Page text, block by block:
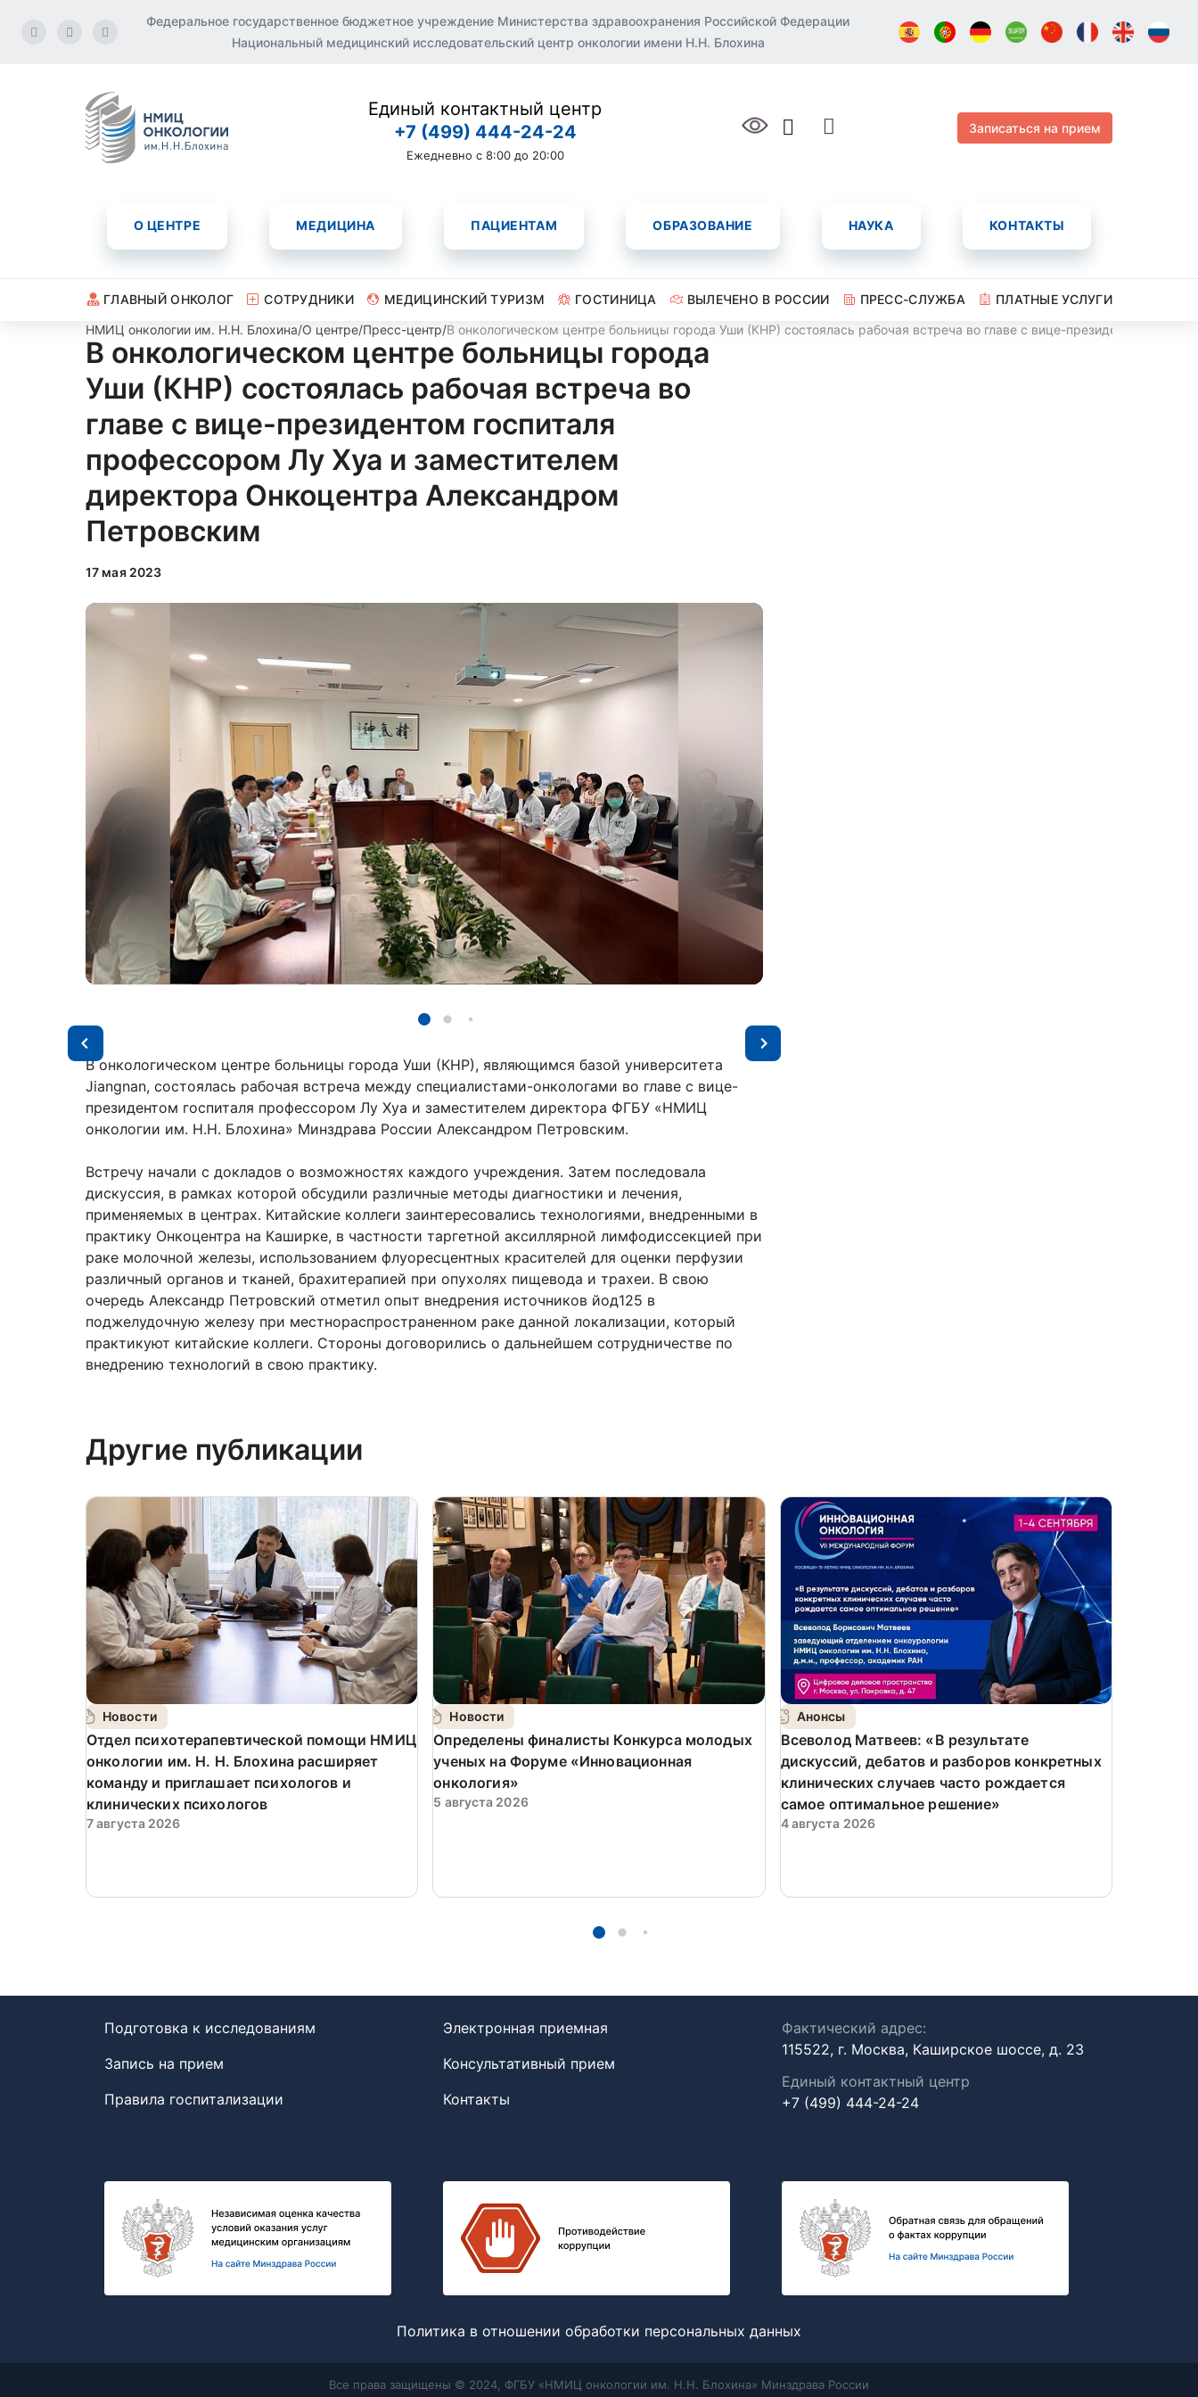
Федеральное государственное бюджетное учреждение Министерства здравоохранения Российской Федерации
Национальный медицинский исследовательский центр онкологии имени Н.Н. Блохина
Единый контактный центр
+7 (499) 444-24-24
Ежедневно с 8:00 до 20:00
Записаться на прием
О ЦЕНТРЕ МЕДИЦИНА ПАЦИЕНТАМ ОБРАЗОВАНИЕ НАУКА КОНТАКТЫ
ГЛАВНЫЙ ОНКОЛОГ СОТРУДНИКИ МЕДИЦИНСКИЙ ТУРИЗМ ГОСТИНИЦА ВЫЛЕЧЕНО В РОССИИ ПРЕСС-СЛУЖБА
ПЛАТНЫЕ УСЛУГИ
НМИЦ онкологии им. Н.Н. Блохина/О центре/Пресс-центр/В онкологическом центре больницы города Уши (КНР) состоялась рабочая встреча во главе с вице-президентом
В онкологическом центре больницы города
Уши (КНР) состоялась рабочая встреча во
главе с вице-президентом госпиталя
профессором Лу Хуа и заместителем
директора Онкоцентра Александром
Петровским
17 мая 2023
В онкологическом центре больницы города Уши (КНР), являющимся базой университета
Jiangnan, состоялась рабочая встреча между специалистами-онкологами во главе с вице-
президентом госпиталя профессором Лу Хуа и заместителем директора ФГБУ «НМИЦ
онкологии им. Н.Н. Блохина» Минздрава России Александром Петровским.
Встречу начали с докладов о возможностях каждого учреждения. Затем последовала
дискуссия, в рамках которой обсудили различные методы диагностики и лечения,
применяемых в центрах. Китайские коллеги заинтересовались технологиями, внедренными в
практику Онкоцентра на Каширке, в частности таргетной аксиллярной лимфодиссекцией при
раке молочной железы, использованием флуоресцентных красителей для оценки перфузии
различный органов и тканей, брахитерапией при опухолях пищевода и трахеи. В свою
очередь Александр Петровский отметил опыт внедрения источников йод125 в
поджелудочную железу при местнораспространенном раке данной локализации, который
практикуют китайские коллеги. Стороны договорились о дальнейшем сотрудничестве по
внедрению технологий в свою практику.
Другие публикации
Новости
️Отдел психотерапевтической помощи НМИЦ
онкологии им. Н. Н. Блохина расширяет
команду и приглашает психологов и
клинических психологов
7 августа 2026
Новости
Определены финалисты Конкурса молодых
ученых на Форуме «Инновационная
онкология»
5 августа 2026
Анонсы
Всеволод Матвеев: «В результате
дискуссий, дебатов и разборов конкретных
клинических случаев часто рождается
самое оптимальное решение»
4 августа 2026
Подготовка к исследованиям
Запись на прием
Правила госпитализации
Электронная приемная
Консультативный прием
Контакты
Фактический адрес:
115522, г. Москва, Каширское шоссе, д. 23
Единый контактный центр
+7 (499) 444-24-24
Политика в отношении обработки персональных данных
Все права защищены © 2024, ФГБУ «НМИЦ онкологии им. Н.Н. Блохина» Минздрава России